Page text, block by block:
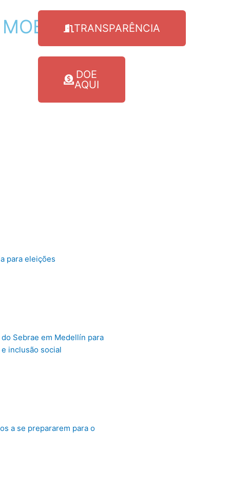
TRANSPARÊNCIA
DOE
AQUI
MOBILIDADE
para eleições
Sebrae em Medellín para
inclusão social
a se prepararem para o